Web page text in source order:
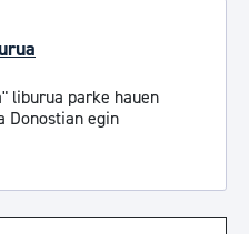
liburua parke hauen
Donostian egin